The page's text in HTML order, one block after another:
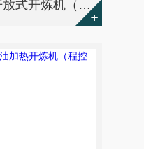
DKLJ-300小型开放式开炼机（电热/仪表型）